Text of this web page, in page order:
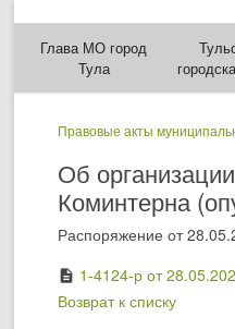
Глава МО город
Тула
Правовые акты
Об
Коминтерна
Распоряжение от
description 1-4124-р от
Возврат к списку